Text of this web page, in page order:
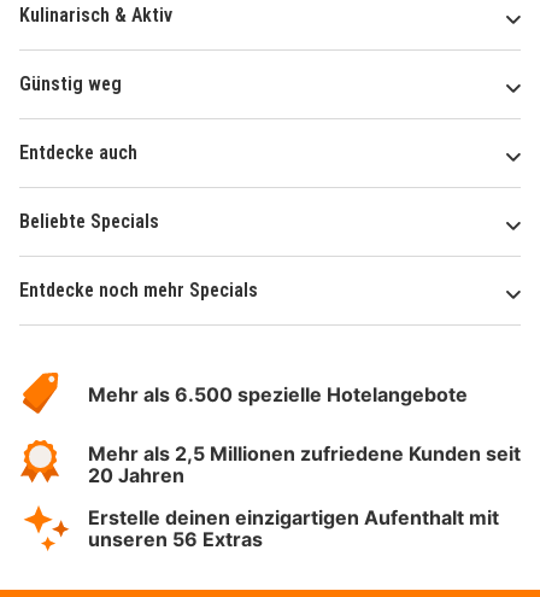
Kulinarisch & Aktiv
Günstig weg
Entdecke auch
Beliebte Specials
Entdecke noch mehr Specials
Hotelspecials
Mehr als 6.500 spezielle Hotelangebote
Mehr als 2,5 Millionen zufriedene Kunden seit
20 Jahren
Erstelle deinen einzigartigen Aufenthalt mit
unseren 56 Extras